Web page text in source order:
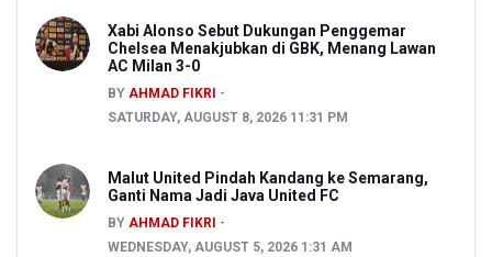
Xabi Alonso Sebut Dukungan Penggemar
Chelsea Menakjubkan di GBK, Menang Lawan
AC Milan 3-0
BY AHMAD FIKRI
SATURDAY, AUGUST 8, 2026 11:31 PM
Malut United Pindah Kandang ke Semarang,
Ganti Nama Jadi Java United FC
BY AHMAD FIKRI
WEDNESDAY, AUGUST 5, 2026 1:31 AM